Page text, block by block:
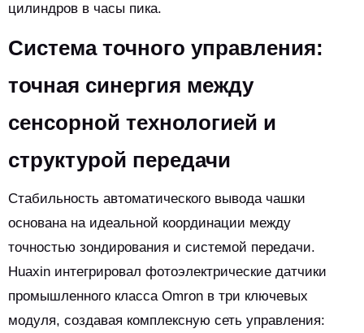
цилиндров в часы пика.
Система точного управления:
точная синергия между
сенсорной технологией и
структурой передачи
Стабильность автоматического вывода чашки
основана на идеальной координации между
точностью зондирования и системой передачи.
Huaxin интегрировал фотоэлектрические датчики
промышленного класса Omron в три ключевых
модуля, создавая комплексную сеть управления: